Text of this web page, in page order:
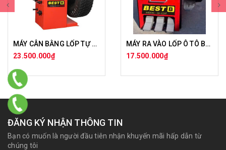
MÁY CÂN BẰNG LỐP TỰ ĐỘNG 3 THÔNG SỐ 927
23.500.000₫
MÁY RA VÀO LỐP Ô TÔ BẰNG HƠI LƯU ĐỘNG
17.500.000₫
ĐĂNG KÝ NHẬN THÔNG TIN
Bạn có muốn là người đầu tiên nhận khuyến mãi hấp dẫn từ
chúng tôi